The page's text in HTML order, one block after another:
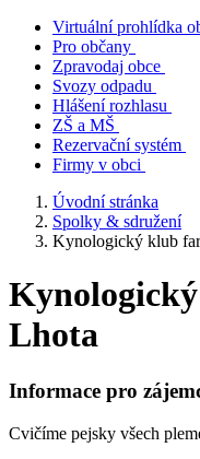
Virtuální prohlídka
Pro občany
Zpravodaj obce
Svozy odpadu
Hlášení rozhlasu
ZŠ a MŠ
Rezervační systém
Firmy v obci
Úvodní stránka
Spolky & sdružení
Kynologický klub
Lhota
Informace pro
Cvičíme pejsky všech